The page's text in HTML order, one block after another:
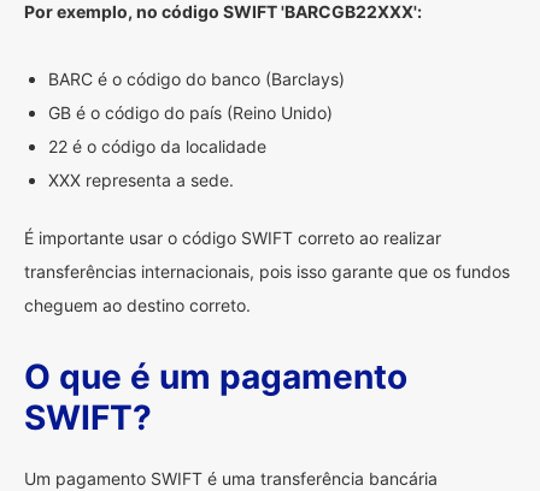
Por exemplo, no código SWIFT 'BARCGB22XXX':
BARC é o código do banco (Barclays)
GB é o código do país (Reino Unido)
22 é o código da localidade
XXX representa a sede.
É importante usar o código SWIFT correto ao realizar
transferências internacionais, pois isso garante que os fundos
cheguem ao destino correto.
O que é um pagamento
SWIFT?
Um pagamento SWIFT é uma transferência bancária